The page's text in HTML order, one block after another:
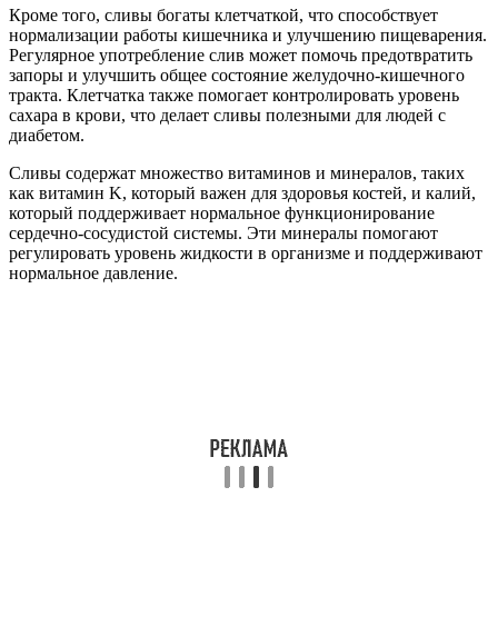
Кроме того, сливы богаты клетчаткой, что способствует
нормализации работы кишечника и улучшению пищеварения.
Регулярное употребление слив может помочь предотвратить
запоры и улучшить общее состояние желудочно-кишечного
тракта. Клетчатка также помогает контролировать уровень
сахара в крови, что делает сливы полезными для людей с
диабетом.
Сливы содержат множество витаминов и минералов, таких
как витамин K, который важен для здоровья костей, и калий,
который поддерживает нормальное функционирование
сердечно-сосудистой системы. Эти минералы помогают
регулировать уровень жидкости в организме и поддерживают
нормальное давление.